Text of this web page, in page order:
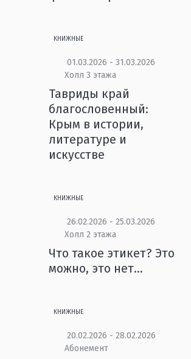
КНИЖНЫЕ
01.03.2026 - 31.03.2026
Холл 3 этажа
Тавриды край
благословенный:
Крым в истории,
литературе и
искусстве
КНИЖНЫЕ
26.02.2026 - 25.03.2026
Холл 2 этажа
Что такое этикет? Это
можно, это нет…
КНИЖНЫЕ
20.02.2026 - 28.02.2026
Абонемент